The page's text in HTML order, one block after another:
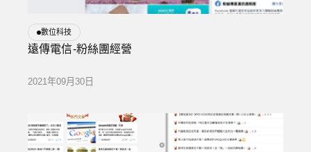
數位科技
遠傳電信-粉絲團經營
2021年09月30日